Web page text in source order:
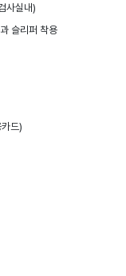
사실내)
슬리퍼 착용
드)